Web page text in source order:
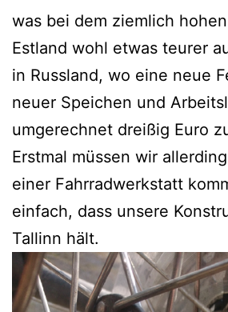
was bei dem ziemlich
Estland wohl etwas teurer
in Russland, wo eine neue
neuer Speichen und
umgerechnet dreißig Euro
Erstmal müssen wir
einer Fahrradwerkstatt
einfach, dass unsere
Tallinn hält.